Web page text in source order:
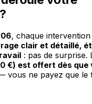
, chaque
clair et détaillé,
: pas de surprise.
€) est offert dès que
vous ne payez que le